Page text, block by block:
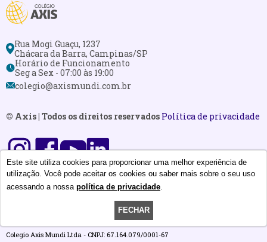
Rua Mogi Guaçu, 1237
Chácara da Barra, Campinas/SP
Horário de Funcionamento
Seg a Sex - 07:00 às 19:00
colegio@axismundi.com.br
© Axis | Todos os direitos reservados Política de privacidade
Área Restrita do aluno
Área Restrita dos professores
Colegio Axis Mundi Ltda - CNPJ: 67.164.079/0001-67
Este site utiliza cookies para proporcionar uma melhor experiência de
utilização. Você pode aceitar os cookies ou saber mais sobre o seu uso
acessando a nossa política de privacidade.
FECHAR